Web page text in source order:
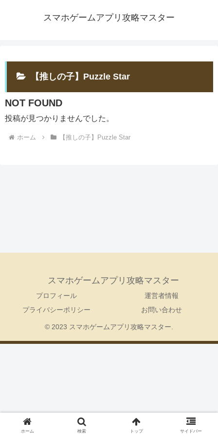
スマホゲームアプリ攻略マスター
【推しの子】Puzzle Star
NOT FOUND
投稿が見つかりませんでした。
ホーム 【推しの子】Puzzle Star
スマホゲームアプリ攻略マスター
プロフィール
運営者情報
プライバシーポリシー
お問い合わせ
© 2023 スマホゲームアプリ攻略マスター.
ホーム 検索 トップ サイドバー